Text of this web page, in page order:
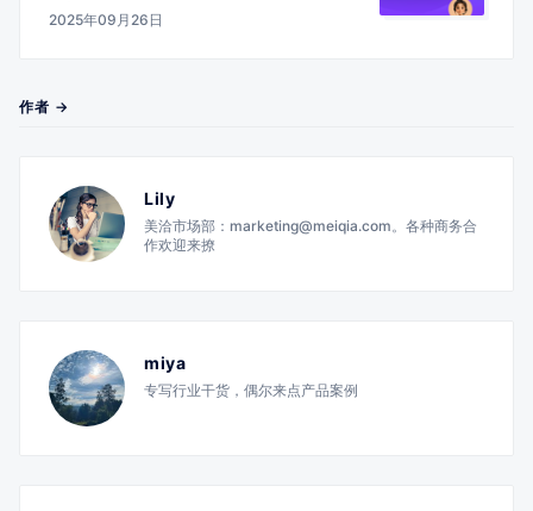
2025年09月26日
作者 →
Lily
美洽市场部：marketing@meiqia.com。各种商务合
作欢迎来撩
miya
专写行业干货，偶尔来点产品案例